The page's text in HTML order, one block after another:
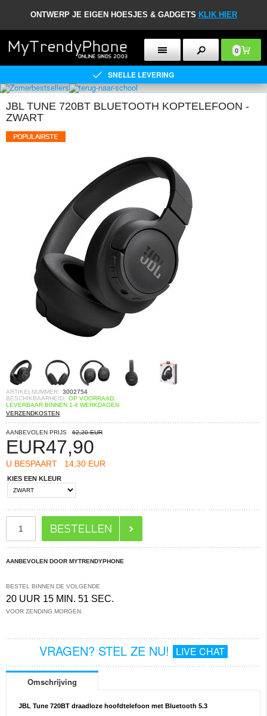
ONTWERP JE EIGEN HOESJES & GADGETS KLIK HIER
0
SNELLE LEVERING
JBL TUNE 720BT BLUETOOTH KOPTELEFOON -
ZWART
ARTIKELNUMMER: 3002754
BESCHIKBAARHEID: OP VOORRAAD.
LEVERBAAR BINNEN 1-4 WERKDAGEN
VERZENDKOSTEN
AANBEVOLEN PRIJS 62,20 EUR
EUR47,90
U BESPAART 14,30 EUR
KIES EEN KLEUR
AANBEVOLEN DOOR MYTRENDYPHONE
BESTEL BINNEN DE VOLGENDE
20 UUR 15 MIN. 51 SEC.
VOOR ZENDING MORGEN.
VRAGEN? STEL ZE NU! LIVE CHAT
Omschrijving
JBL Tune 720BT draadloze hoofdtelefoon met Bluetooth 5.3